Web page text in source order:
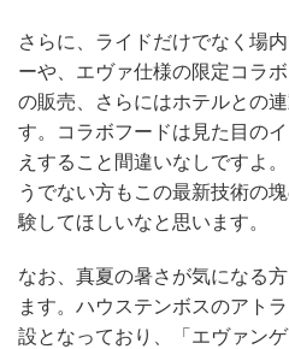
さらに、ライドだけでなく場
ーや、エヴァ仕様の限定コラ
の販売、さらにはホテルとの
す。コラボフードは見た目の
えすること間違いなしですよ
うでない方もこの最新技術の
験してほしいなと思います。
なお、真夏の暑さが気になる
ます。ハウステンボスのアト
設となっており、「エヴァン